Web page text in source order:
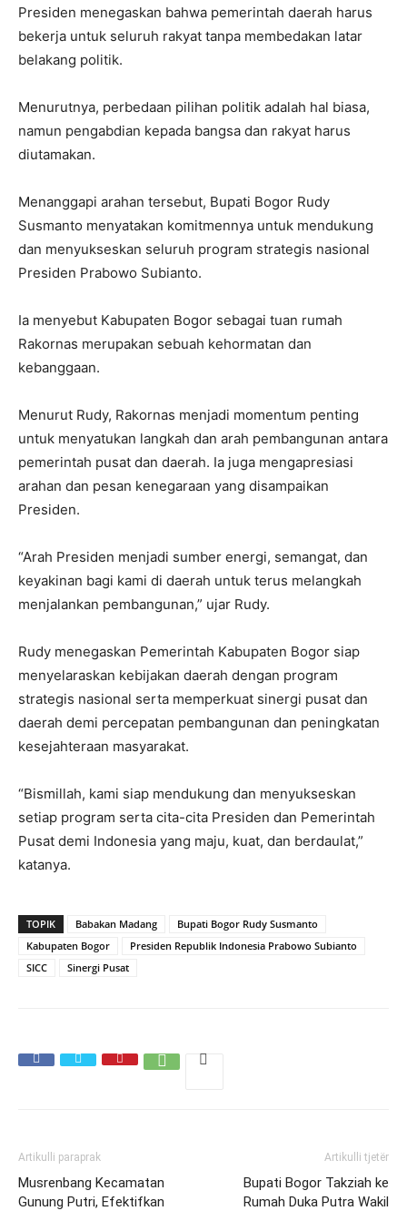
Presiden menegaskan bahwa pemerintah daerah harus
bekerja untuk seluruh rakyat tanpa membedakan latar
belakang politik.
Menurutnya, perbedaan pilihan politik adalah hal biasa,
namun pengabdian kepada bangsa dan rakyat harus
diutamakan.
Menanggapi arahan tersebut, Bupati Bogor Rudy
Susmanto menyatakan komitmennya untuk mendukung
dan menyukseskan seluruh program strategis nasional
Presiden Prabowo Subianto.
Ia menyebut Kabupaten Bogor sebagai tuan rumah
Rakornas merupakan sebuah kehormatan dan
kebanggaan.
Menurut Rudy, Rakornas menjadi momentum penting
untuk menyatukan langkah dan arah pembangunan antara
pemerintah pusat dan daerah. Ia juga mengapresiasi
arahan dan pesan kenegaraan yang disampaikan
Presiden.
“Arah Presiden menjadi sumber energi, semangat, dan
keyakinan bagi kami di daerah untuk terus melangkah
menjalankan pembangunan,” ujar Rudy.
Rudy menegaskan Pemerintah Kabupaten Bogor siap
menyelaraskan kebijakan daerah dengan program
strategis nasional serta memperkuat sinergi pusat dan
daerah demi percepatan pembangunan dan peningkatan
kesejahteraan masyarakat.
“Bismillah, kami siap mendukung dan menyukseskan
setiap program serta cita-cita Presiden dan Pemerintah
Pusat demi Indonesia yang maju, kuat, dan berdaulat,”
katanya.
TOPIK Babakan Madang
Bupati Bogor Rudy Susmanto
Kabupaten Bogor
Presiden Republik Indonesia Prabowo Subianto
SICC
Sinergi Pusat
Artikulli paraprak
Musrenbang Kecamatan
Gunung Putri, Efektifkan
Artikulli tjetër
Bupati Bogor Takziah ke
Rumah Duka Putra Wakil